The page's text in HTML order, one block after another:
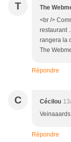
T The
<br />
restaurant
rangera la
The
Répondre
C Cécilou
Répondre